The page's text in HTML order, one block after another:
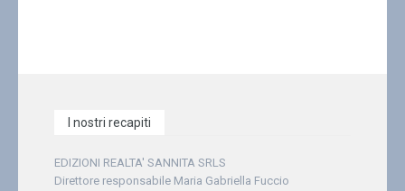
I nostri recapiti
EDIZIONI REALTA' SANNITA SRLS
Direttore responsabile Maria Gabriella Fuccio